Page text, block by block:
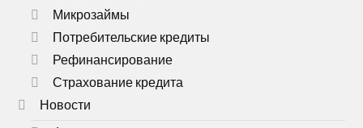
Микрозаймы
Потребительские кредиты
Рефинансирование
Страхование кредита
Новости